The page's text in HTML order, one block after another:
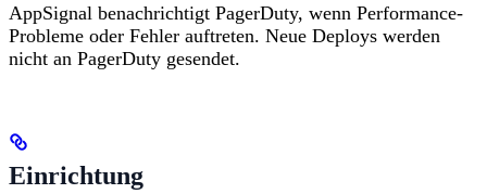
AppSignal benachrichtigt PagerDuty, wenn Performance-
Probleme oder Fehler auftreten. Neue Deploys werden
nicht an PagerDuty gesendet.
Einrichtung